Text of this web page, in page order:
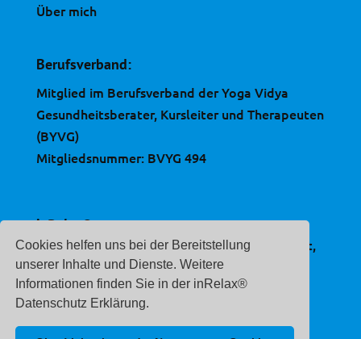
Cookies helfen uns bei der Bereitstellung
unserer Inhalte und Dienste. Weitere
Informationen finden Sie in der inRelax®
Datenschutz Erklärung.
Über mich
Berufsverband:
Mitglied im Berufsverband der Yoga Vidya
Gesundheitsberater, Kursleiter und Therapeuten
(BYVG)
Mitgliedsnummer: BVYG 494
inRelax®
ist eine, im Deutschen Patent- und Markenamt,
eingetragene Marke.
Registernummer:
30 2020 212 507